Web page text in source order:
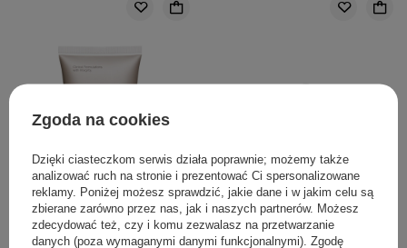
Zgoda na cookies
Dzięki ciasteczkom serwis działa poprawnie; możemy także
analizować ruch na stronie i prezentować Ci spersonalizowane
reklamy. Poniżej możesz sprawdzić, jakie dane i w jakim celu są
zbierane zarówno przez nas, jak i naszych partnerów. Możesz
zdecydować też, czy i komu zezwalasz na przetwarzanie
danych (poza wymaganymi danymi funkcjonalnymi). Zgodę